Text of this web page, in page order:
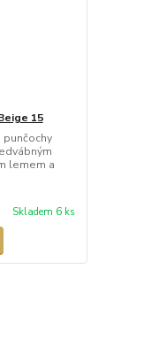
15
lemem a
Skladem 6 ks